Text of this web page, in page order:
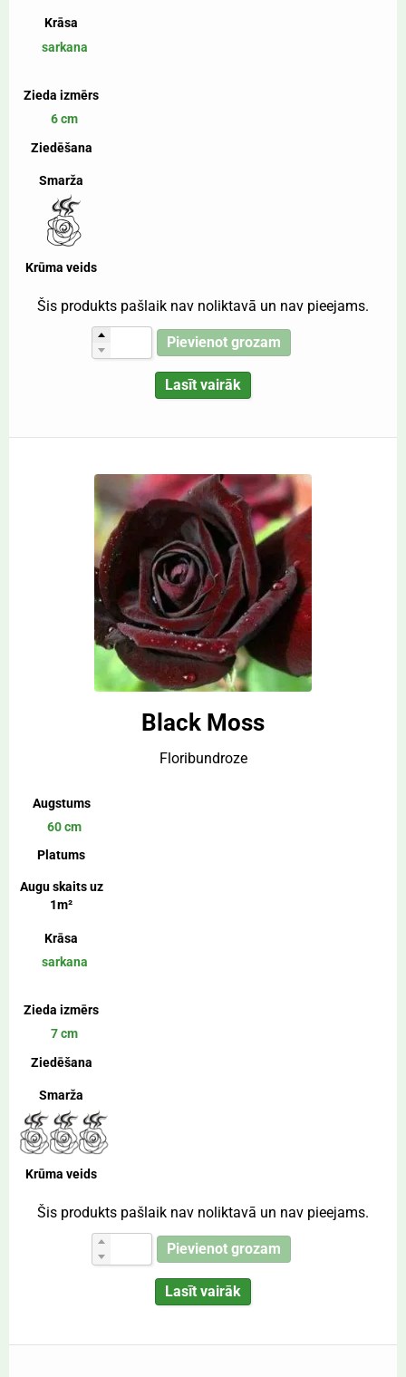
Krāsa
sarkana
Zieda izmērs
6 cm
Ziedēšana
Smarža
Krūma veids
Šis produkts pašlaik nav noliktavā un nav pieejams.
Pievienot grozam
Lasīt vairāk
Black Moss
Floribundroze
Augstums
60 cm
Platums
Augu skaits uz
1m²
Krāsa
sarkana
Zieda izmērs
7 cm
Ziedēšana
Smarža
Krūma veids
Šis produkts pašlaik nav noliktavā un nav pieejams.
Pievienot grozam
Lasīt vairāk